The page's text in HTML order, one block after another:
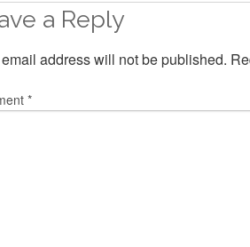
a Reply
address will not be published.
*